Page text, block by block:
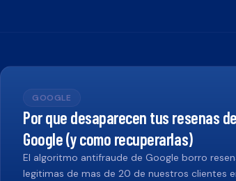
GOOGLE
Por que desaparecen tus resenas de
Google (y como recuperarlas)
El algoritmo antifraude de Google borro
legitimas de mas de 20 de nuestros clientes